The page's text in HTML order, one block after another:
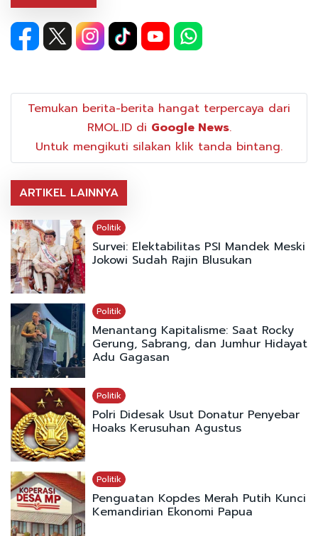
Temukan berita-berita hangat terpercaya dari
RMOL.ID di Google News.
Untuk mengikuti silakan klik tanda bintang.
ARTIKEL LAINNYA
Politik
Survei: Elektabilitas PSI Mandek Meski
Jokowi Sudah Rajin Blusukan
Politik
Menantang Kapitalisme: Saat Rocky
Gerung, Sabrang, dan Jumhur Hidayat
Adu Gagasan
Politik
Polri Didesak Usut Donatur Penyebar
Hoaks Kerusuhan Agustus
Politik
Penguatan Kopdes Merah Putih Kunci
Kemandirian Ekonomi Papua